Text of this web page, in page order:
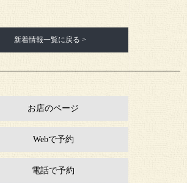
新着情報一覧に戻る >
お店のページ
Webで予約
電話で予約